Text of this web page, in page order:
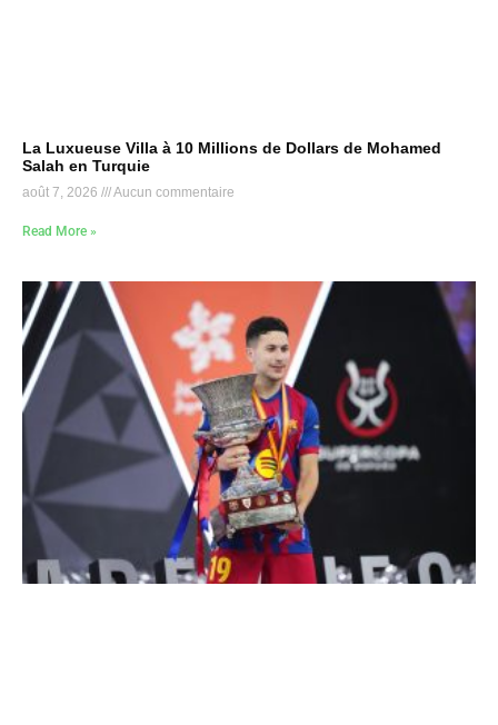
La Luxueuse Villa à 10 Millions de Dollars de Mohamed
Salah en Turquie
août 7, 2026 Aucun commentaire
Read More »